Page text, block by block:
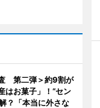
第二弾＞約9割が
はお菓子」！“セン
？「本当に外さな